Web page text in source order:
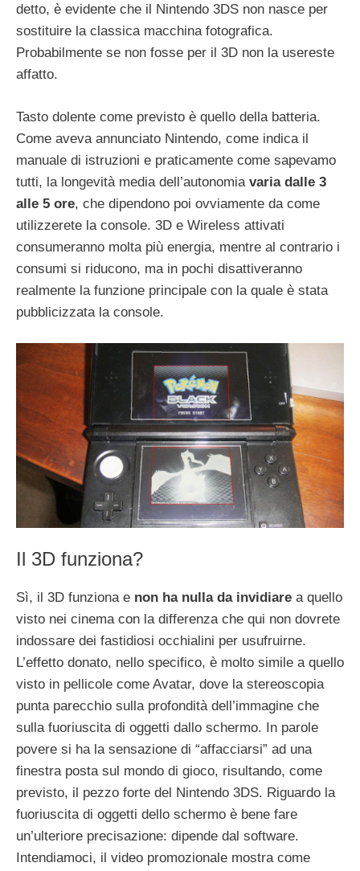
detto, è evidente che il Nintendo 3DS non nasce per
sostituire la classica macchina fotografica.
Probabilmente se non fosse per il 3D non la usereste
affatto.
Tasto dolente come previsto è quello della batteria.
Come aveva annunciato Nintendo, come indica il
manuale di istruzioni e praticamente come sapevamo
tutti, la longevità media dell’autonomia varia dalle 3
alle 5 ore, che dipendono poi ovviamente da come
utilizzerete la console. 3D e Wireless attivati
consumeranno molta più energia, mentre al contrario i
consumi si riducono, ma in pochi disattiveranno
realmente la funzione principale con la quale è stata
pubblicizzata la console.
Il 3D funziona?
Sì, il 3D funziona e non ha nulla da invidiare a quello
visto nei cinema con la differenza che qui non dovrete
indossare dei fastidiosi occhialini per usufruirne.
L’effetto donato, nello specifico, è molto simile a quello
visto in pellicole come Avatar, dove la stereoscopia
punta parecchio sulla profondità dell’immagine che
sulla fuoriuscita di oggetti dallo schermo. In parole
povere si ha la sensazione di “affacciarsi” ad una
finestra posta sul mondo di gioco, risultando, come
previsto, il pezzo forte del Nintendo 3DS. Riguardo la
fuoriuscita di oggetti dello schermo è bene fare
un’ulteriore precisazione: dipende dal software.
Intendiamoci, il video promozionale mostra come